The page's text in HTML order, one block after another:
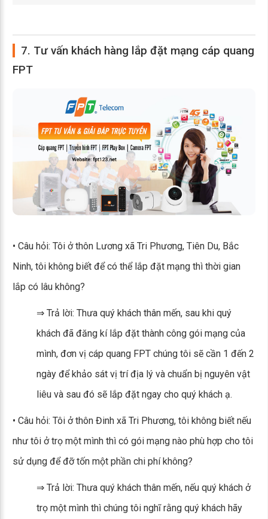
7. Tư vấn khách hàng lắp đặt mạng cáp quang
FPT
• Câu hỏi: Tôi ở thôn Lương xã Tri Phương, Tiên Du, Bắc
Ninh, tôi không biết để có thể lắp đặt mạng thì thời gian
lắp có lâu không?
⇒ Trả lời: Thưa quý khách thân mến, sau khi quý
khách đã đăng kí lắp đặt thành công gói mạng của
mình, đơn vị cáp quang FPT chúng tôi sẽ cần 1 đến 2
ngày để khảo sát vị trí địa lý và chuẩn bị nguyên vật
liêu và sau đó sẽ lắp đặt ngay cho quý khách ạ.
• Câu hỏi: Tôi ở thôn Đinh xã Tri Phương, tôi không biết nếu
như tôi ở trọ một mình thì có gói mạng nào phù hợp cho tôi
sử dụng để đỡ tốn một phần chi phí không?
⇒ Trả lời: Thưa quý khách thân mến, nếu quý khách ở
trọ một mình thì chúng tôi nghĩ rằng quý khách hãy